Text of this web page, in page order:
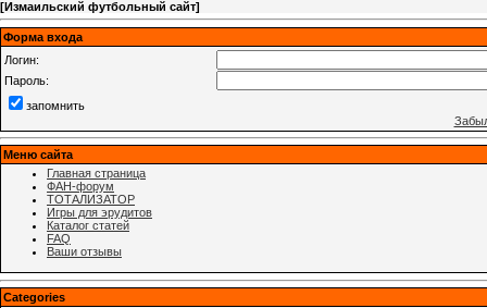
[Измаильский футбольный сайт]
Форма входа
Логин:
Пароль:
запомнить
Меню сайта
Главная страница
ФАН-форум
ТОТАЛИЗАТОР
Игры для эрудитов
Каталог статей
FAQ
Ваши отзывы
Categories